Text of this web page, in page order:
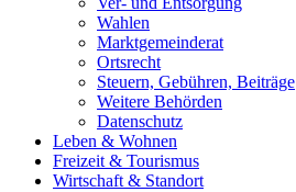
Wahlen
Marktgemeinderat
Ortsrecht
Steuern, Gebühren, Beiträge
Weitere Behörden
Datenschutz
Leben & Wohnen
Freizeit & Tourismus
Wirtschaft & Standort